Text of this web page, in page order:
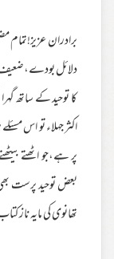
برادران عزیز!تمام
دلائل بودے،ضعیف
کا توحید کے ساتھ
اکثر جہلاء تو اس
پر ہے،جو اٹھتے
بعض توحید پرست
تھانوی کی مایہ